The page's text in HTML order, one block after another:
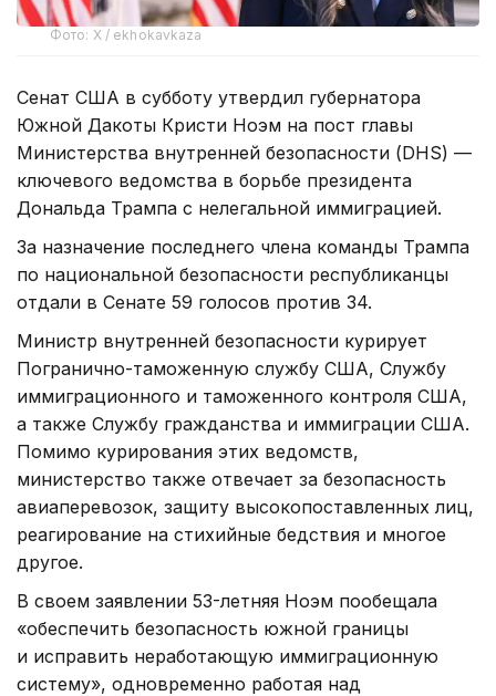
Фото: X / ekhokavkaza
Сенат США в субботу утвердил губернатора
Южной Дакоты Кристи Ноэм на пост главы
Министерства внутренней безопасности (DHS) —
ключевого ведомства в борьбе президента
Дональда Трампа с нелегальной иммиграцией.
За назначение последнего члена команды Трампа
по национальной безопасности республиканцы
отдали в Сенате 59 голосов против 34.
Министр внутренней безопасности курирует
Погранично-таможенную службу США, Службу
иммиграционного и таможенного контроля США,
а также Службу гражданства и иммиграции США.
Помимо курирования этих ведомств,
министерство также отвечает за безопасность
авиаперевозок, защиту высокопоставленных лиц,
реагирование на стихийные бедствия и многое
другое.
В своем заявлении 53-летняя Ноэм пообещала
«обеспечить безопасность южной границы
и исправить неработающую иммиграционную
систему», одновременно работая над